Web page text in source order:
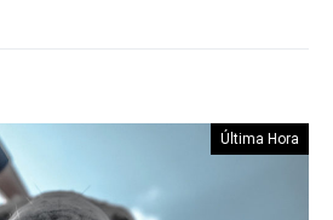
Última Hora